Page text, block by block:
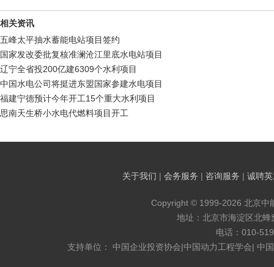
相关资讯
五峰太平抽水蓄能电站项目签约
国家发改委批复核准澜沧江里底水电站项目
辽宁全省投200亿建6309个水利项目
中国水电公司将挺进东盟国家参建水电项目
福建宁德预计今年开工15个重大水利项目
思南天生桥小水电代燃料项目开工
关于我们 | 会务服务 | 咨询服务 | 诚聘
Copyright © 1999-2026 北京中
地址：北京市海淀区北
电话：010-
支持单位： 中国企业投资协会|中国动力工程学会| 中